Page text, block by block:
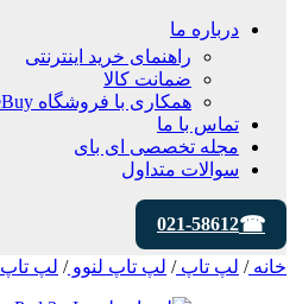
درباره ما
راهنمای خرید اینترنتی
ضمانت کالا
همکاری با فروشگاه eBuy
تماس با ما
مجله تخصصی ای‌ بای
سوالات متداول
021-58612
خانه/ لپ تاپ/ لپ تاپ لنوو/ لپ تاپ IdeaPad